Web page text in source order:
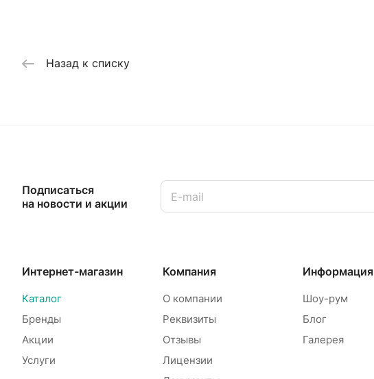
Назад к списку
Подписаться
на новости и акции
Интернет-магазин
Каталог
Бренды
Акции
Услуги
Компания
О компании
Реквизиты
Отзывы
Лицензии
Информация
Шоу-рум
Блог
Галерея